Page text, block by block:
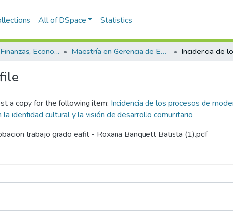
All of DSpace Statistics
Escuela de Finanzas, Economía y Gobierno Maestría en Gerencia de Empresas Sociales para la Innovación Social y el Desarrollo Local (tesis)
a copy for the following item: Incidencia de los procesos de
la identidad cultural y la visión de desarrollo comunitario
trabajo grado eafit - Roxana Banquett Batista (1).pdf